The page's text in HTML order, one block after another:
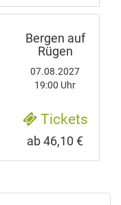
Bergen auf
Rügen
07.08.2027
19:00 Uhr
Tickets
ab 46,10 €